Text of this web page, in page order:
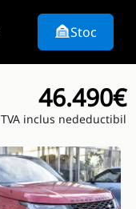
Stoc
46.490€
TVA inclus nedeductibil